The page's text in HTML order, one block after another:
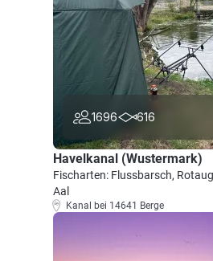
1696 616
Havelkanal (Wustermark)
Fischarten: Flussbarsch,
Aal
Kanal bei 14641 Berge